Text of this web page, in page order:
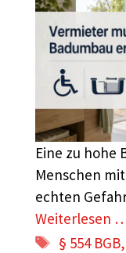
Eine zu hohe
Menschen
echten
Weiterlesen
§ 554 BGB